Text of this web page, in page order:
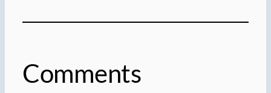
Comments